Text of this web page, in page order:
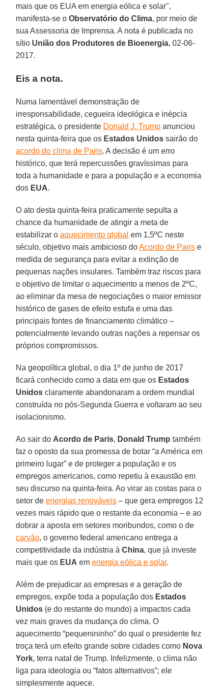
mais que os EUA em energia eólica e solar",
manifesta-se oObservatório do Clima, por meio de
sua Assessoria de Imprensa. A nota é publicada no
sítio União dos Produtores de Bioenergia, 02-06-
2017.
Eis a nota.
Numa lamentável demonstração de
irresponsabilidade, cegueira ideológica e inépcia
estratégica, o presidente Donald J. Trump anunciou
nesta quinta-feira que os Estados Unidos sairão do
acordo do clima de Paris. A decisão é um erro
histórico, que terá repercussões gravíssimas para
toda a humanidade e para a população e a economia
dos EUA.
O ato desta quinta-feira praticamente sepulta a
chance da humanidade de atingir a meta de
estabilizar oaquecimento global em 1,5ºC neste
século, objetivo mais ambicioso doAcordo de Paris e
medida de segurança para evitar a extinção de
pequenas nações insulares. Também traz riscos para
o objetivo de limitar o aquecimento a menos de 2ºC,
ao eliminar da mesa de negociações o maior emissor
histórico de gases de efeito estufa e uma das
principais fontes de financiamento climático –
potencialmente levando outras nações a repensar os
próprios compromissos.
Na geopolítica global, o dia 1º de junho de 2017
ficará conhecido como a data em que os Estados
Unidos claramente abandonaram a ordem mundial
construída no pós-Segunda Guerra e voltaram ao seu
isolacionismo.
Ao sair do Acordo de Paris, Donald Trump também
faz o oposto da sua promessa de botar “a América em
primeiro lugar” e de proteger a população e os
empregos americanos, como repetiu à exaustão em
seu discurso na quinta-feira. Ao virar as costas para o
setor deenergias renováveis – que gera empregos 12
vezes mais rápido que o restante da economia – e ao
dobrar a aposta em setores moribundos, como o de
carvão, o governo federal americano entrega a
competitividade da indústria àChina, que já investe
mais que os EUA emenergia eólica e solar.
Além de prejudicar as empresas e a geração de
empregos, expõe toda a população dos Estados
Unidos (e do restante do mundo) a impactos cada
vez mais graves da mudança do clima. O
aquecimento “pequenininho” do qual o presidente fez
troça terá um efeito grande sobre cidades como Nova
York, terra natal de Trump. Infelizmente, o clima não
liga para ideologia ou “fatos alternativos”; ele
simplesmente aquece.